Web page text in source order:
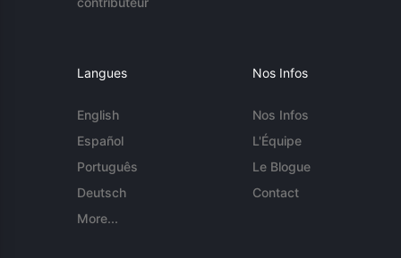
Langues
English
Español
Português
Deutsch
More...
Nos Infos
Nos Infos
L'Équipe
Le Blogue
Contact